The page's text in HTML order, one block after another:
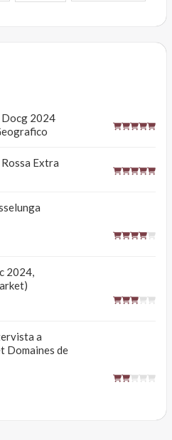
Docg 2024
Extra
2024,
a
Domaines de